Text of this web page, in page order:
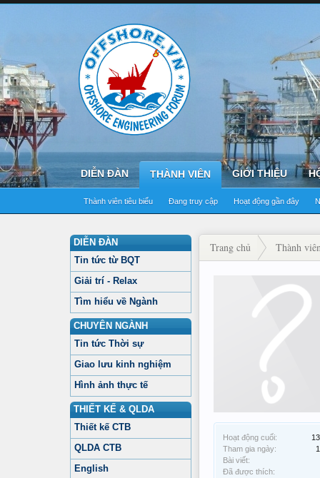
DIỄN ĐÀN THÀNH VIÊN
Thành viên tiêu biểu Đang truy cập Hoạt động gần đây
GIỚI THIỆU
DIỄN ĐÀN
Tin tức từ BQT
Giải trí - Relax
Tìm hiểu về Ngành
CHUYÊN NGÀNH
Tin tức Thời sự
Giao lưu kinh nghiệm
Hình ảnh thực tế
THIẾT KẾ & QLDA
Thiết kế CTB
QLDA CTB
English
Trang chủ Thành
Hoạt động cuối:
Tham gia ngày:
Bài viết:
Đã được thích: